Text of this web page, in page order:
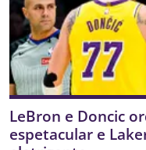
LeBron e Doncic
espetacular e